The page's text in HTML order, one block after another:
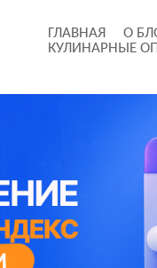
ГЛАВНАЯ
О
КУЛИНАРНЫЕ